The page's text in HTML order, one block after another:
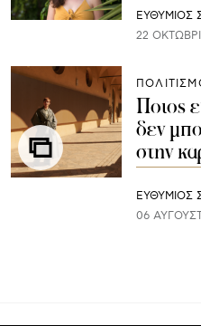
ΕΥΘΥΜΙΟΣ
22
Ποιος
δεν
στην
ΕΥΘΥΜΙΟΣ
06